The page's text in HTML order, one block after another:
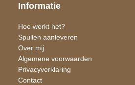
Informatie
Hoe werkt het?
Spullen aanleveren
Over mij
Algemene voorwaarden
Privacyverklaring
Contact